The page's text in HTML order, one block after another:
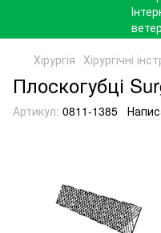
Хірургія Хірургічні
Плоскогубці
Артикул: 0811-1385